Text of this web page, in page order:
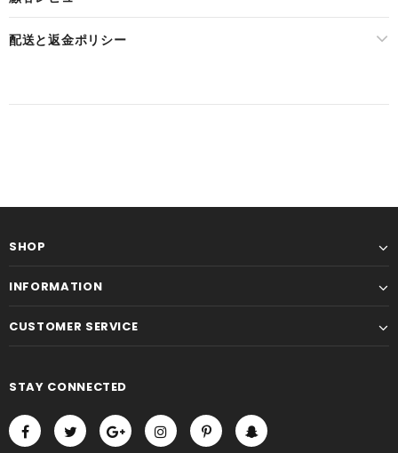
配送と返金ポリシー
SHOP
INFORMATION
CUSTOMER SERVICE
STAY CONNECTED